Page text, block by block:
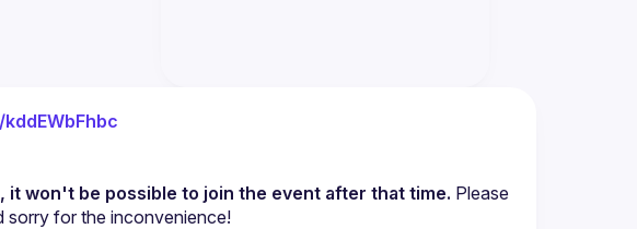
it won't be possible to join the event after that time. Please
sorry for the inconvenience!